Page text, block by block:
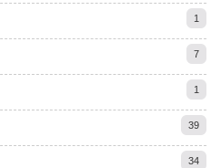
1
7
1
39
34